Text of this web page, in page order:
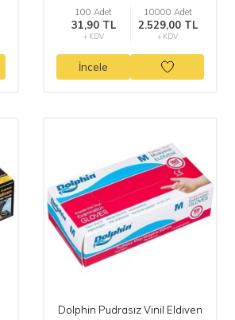
100 Adet
31,90 TL
+ KDV
10000 Adet
2.529,00 TL
+ KDV
İncele
Dolphin Pudrasız Vinil Eldiven